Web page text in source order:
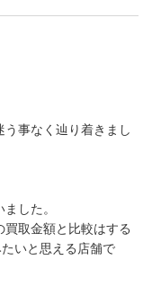
事なく辿り着きまし
した。
取金額と比較はする
いと思える店舗で